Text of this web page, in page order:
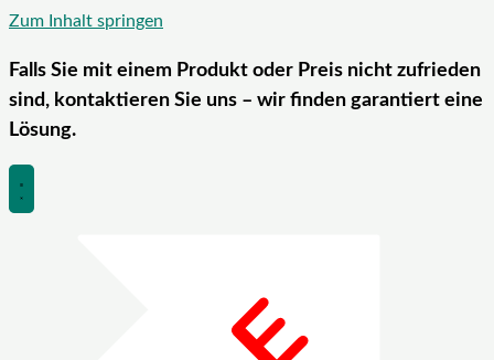
Zum Inhalt springen
Falls Sie mit einem Produkt oder Preis nicht zufrieden
sind, kontaktieren Sie uns – wir finden garantiert eine
Lösung.